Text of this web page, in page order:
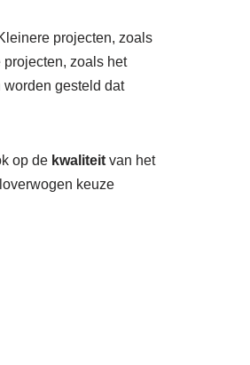
projecten, zoals
zoals het
worden gesteld dat
op de kwaliteit van het
keuze